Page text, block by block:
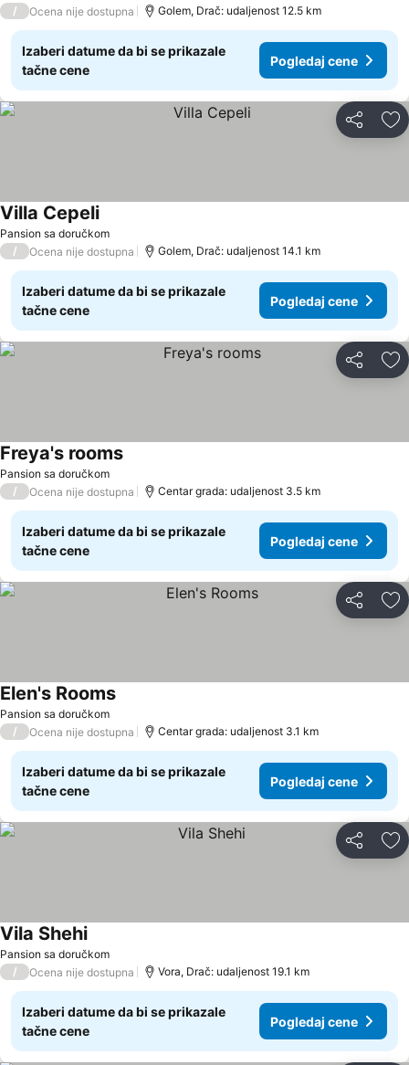
/ Ocena nije dostupna Golem, Drač: udaljenost 12.5 km
Izaberi datume da bi se prikazale
tačne cene
Pogledaj cene
Deli
Pansion sa doručkom
Villa Cepeli
/ Ocena nije dostupna Golem, Drač: udaljenost 14.1 km
Izaberi datume da bi se prikazale
tačne cene
Pogledaj cene
Deli
Pansion sa doručkom
Freya's rooms
/ Ocena nije dostupna Centar grada: udaljenost 3.5 km
Izaberi datume da bi se prikazale
tačne cene
Pogledaj cene
Deli
Pansion sa doručkom
Elen's Rooms
/ Ocena nije dostupna Centar grada: udaljenost 3.1 km
Izaberi datume da bi se prikazale
tačne cene
Pogledaj cene
Deli
Pansion sa doručkom
Vila Shehi
/ Ocena nije dostupna Vora, Drač: udaljenost 19.1 km
Izaberi datume da bi se prikazale
tačne cene
Pogledaj cene